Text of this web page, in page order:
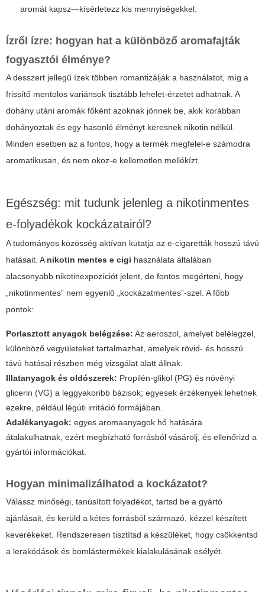
aromát kapsz—kísérletezz kis mennyiségekkel.
Ízről ízre: hogyan hat a különböző aromafajták
fogyasztói élménye?
A desszert jellegű ízek többen romantizálják a használatot, míg a
frissítő mentolos variánsok tisztább lehelet-érzetet adhatnak. A
dohány utáni aromák főként azoknak jönnek be, akik korábban
dohányoztak és egy hasonló élményt keresnek nikotin nélkül.
Minden esetben az a fontos, hogy a termék megfelel-e számodra
aromatikusan, és nem okoz-e kellemetlen mellékízt.
Egészség: mit tudunk jelenleg a nikotinmentes
e-folyadékok kockázatairól?
A tudományos közösség aktívan kutatja az e-cigaretták hosszú távú
hatásait. Anikotin mentes e cigi használata általában
alacsonyabb nikotinexpozíciót jelent, de fontos megérteni, hogy
„nikotinmentes” nem egyenlő „kockázatmentes”-szel. A főbb
pontok:
Porlasztott anyagok belégzése: Az aeroszol, amelyet belélegzel,
különböző vegyületeket tartalmazhat, amelyek rövid- és hosszú
távú hatásai részben még vizsgálat alatt állnak.
Illatanyagok és oldószerek: Propilén-glikol (PG) és növényi
glicerin (VG) a leggyakoribb bázisok; egyesek érzékenyek lehetnek
ezekre, például légúti irritáció formájában.
Adalékanyagok: egyes aromaanyagok hő hatására
átalakulhatnak, ezért megbízható forrásból vásárolj, és ellenőrizd a
gyártói információkat.
Hogyan minimalizálhatod a kockázatot?
Válassz minőségi, tanúsított folyadékot, tartsd be a gyártó
ajánlásait, és kerüld a kétes forrásból származó, kézzel készített
keverékeket. Rendszeresen tisztítsd a készüléket, hogy csökkentsd
a lerakódások és bomlástermékek kialakulásának esélyét.